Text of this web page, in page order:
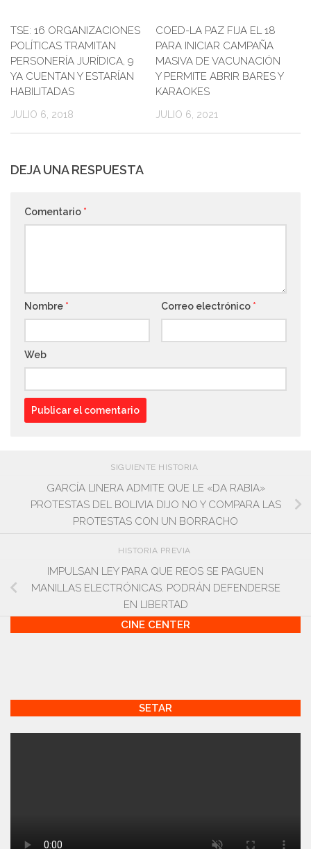
TSE: 16 ORGANIZACIONES
POLÍTICAS TRAMITAN
PERSONERÍA JURÍDICA, 9
YA CUENTAN Y ESTARÍAN
HABILITADAS
JULIO 6, 2018
COED-LA PAZ FIJA EL 18
PARA INICIAR CAMPAÑA
MASIVA DE VACUNACIÓN
Y PERMITE ABRIR BARES Y
KARAOKES
JULIO 6, 2021
DEJA UNA RESPUESTA
Comentario *
Nombre * Correo electrónico *
Web
SIGUIENTE HISTORIA
GARCÍA LINERA ADMITE QUE LE «DA RABIA»
PROTESTAS DEL BOLIVIA DIJO NO Y COMPARA LAS
PROTESTAS CON UN BORRACHO
HISTORIA PREVIA
IMPULSAN LEY PARA QUE REOS SE PAGUEN
MANILLAS ELECTRÓNICAS. PODRÁN DEFENDERSE
EN LIBERTAD
CINE CENTER
SETAR